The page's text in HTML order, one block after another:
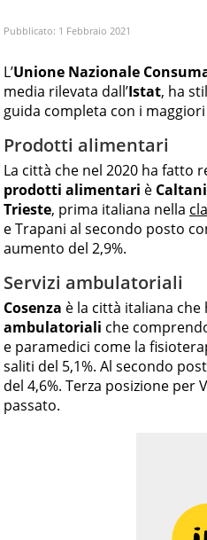
Pubblicato: 1 Febbraio 2021
L’Unione Nazionale
media rilevata dall’Istat, ha
guida completa con i
Prodotti alimentari
La città che nel 2020 ha fatto
prodotti alimentari è
Trieste, prima italiana nella
e Trapani al secondo posto
aumento del 2,9%.
Servizi ambulatoriali
Cosenza è la città italiana
ambulatoriali che
e paramedici come la
saliti del 5,1%. Al secondo
del 4,6%. Terza posizione per
passato.